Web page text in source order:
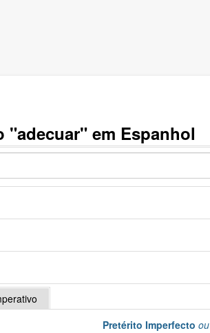
"adecuar" em Espanhol
Pretérito Imperfectoou